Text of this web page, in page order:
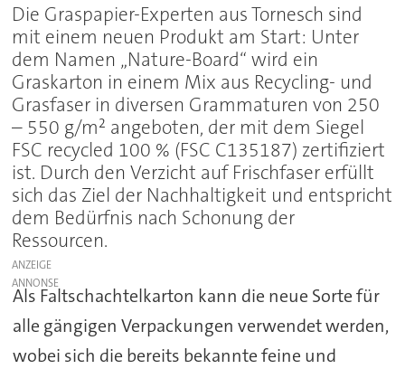
Die Graspapier-Experten aus Tornesch sind
mit einem neuen Produkt am Start: Unter
dem Namen „Nature-Board“ wird ein
Graskarton in einem Mix aus Recycling- und
Grasfaser in diversen Grammaturen von 250
– 550 g/m² angeboten, der mit dem Siegel
FSC recycled 100 % (FSC C135187) zertifiziert
ist. Durch den Verzicht auf Frischfaser erfüllt
sich das Ziel der Nachhaltigkeit und entspricht
dem Bedürfnis nach Schonung der
Ressourcen.
ANZEIGE
Als Faltschachtelkarton kann die neue Sorte für
alle gängigen Verpackungen verwendet werden,
wobei sich die bereits bekannte feine und